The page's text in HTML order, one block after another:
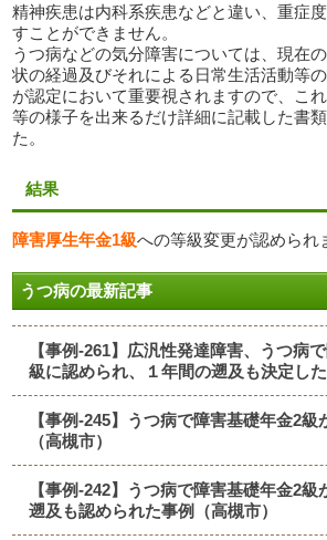
精神疾患は内科系疾患などと違い、重症
すことができません。
うつ病などの気分障害については、現在
状の経過及びそれによる日常生活活動等
が認定において重要視されますので、こ
等の様子を出来るだけ詳細に記載した書
た。
結果
障害厚生年金1級への等級変更が認められ
うつ病の最新記事
【事例-261】広汎性発達障害、うつ病
級に認められ、１年間の遡及も決定した
【事例-245】うつ病で障害基礎年金2級
（高槻市）
【事例-242】うつ病で障害基礎年金2級
遡及も認められた事例（高槻市）